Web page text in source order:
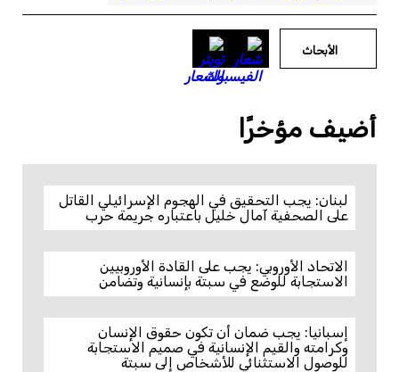
الأبحاث
أضيف مؤخرًا
لبنان: يجب التحقيق في الهجوم الإسرائيلي القاتل
على الصحفية آمال خليل باعتباره جريمة حرب
الاتحاد الأوروبي: يجب على القادة الأوروبيين
الاستجابة للوضع في سبتة بإنسانية وتضامن
إسبانيا: يجب ضمان أن تكون حقوق الإنسان
وكرامته والقيم الإنسانية في صميم الاستجابة
للوصول الاستثنائي للأشخاص إلى سبتة